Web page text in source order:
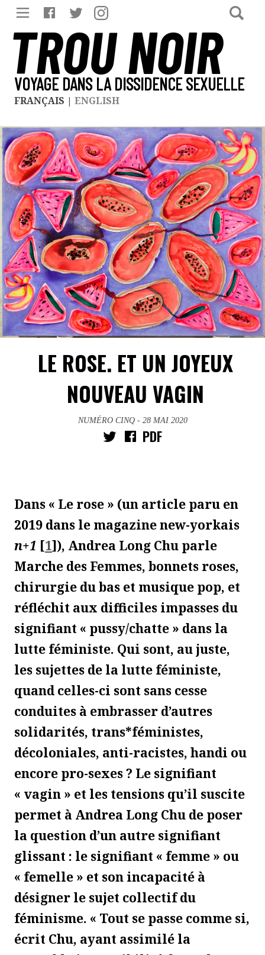
TROU NOIR
VOYAGE DANS LA DISSIDENCE SEXUELLE
FRANÇAIS | ENGLISH
LE ROSE. ET UN JOYEUX
NOUVEAU VAGIN
NUMÉRO CINQ - 28 MAI 2020
PDF
Dans « Le rose » (un article paru en
2019 dans le magazine new-yorkais
n+1 [1]), Andrea Long Chu parle
Marche des Femmes, bonnets roses,
chirurgie du bas et musique pop, et
réfléchit aux difficiles impasses du
signifiant « pussy/chatte » dans la
lutte féministe. Qui sont, au juste,
les sujettes de la lutte féministe,
quand celles-ci sont sans cesse
conduites à embrasser d’autres
solidarités, trans*féministes,
décoloniales, anti-racistes, handi ou
encore pro-sexes ? Le signifiant
« vagin » et les tensions qu’il suscite
permet à Andrea Long Chu de poser
la question d’un autre signifiant
glissant : le signifiant « femme » ou
« femelle » et son incapacité à
désigner le sujet collectif du
féminisme. « Tout se passe comme si,
écrit Chu, ayant assimilé la